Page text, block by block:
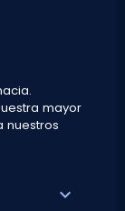
mayor
nuestros
expand_more